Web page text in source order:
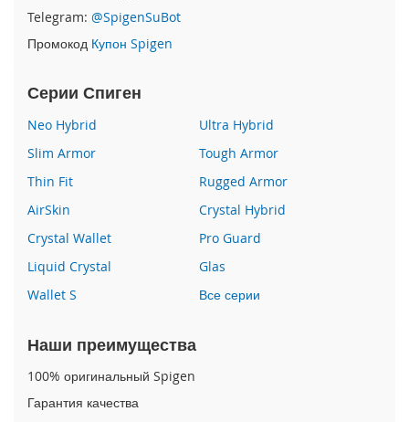
i
P
h
e
7
P
h
o
n
1
6
P
o
a
Telegram: @SpigenSuBot
Промокод Купон Spigen
Серии Спиген
Neo Hybrid
Ultra Hybrid
Slim Armor
Tough Armor
Thin Fit
Rugged Armor
AirSkin
Crystal Hybrid
Crystal Wallet
Pro Guard
Liquid Crystal
Glas
Wallet S
Все серии
Наши преимущества
100% оригинальный Spigen
Гарантия качества